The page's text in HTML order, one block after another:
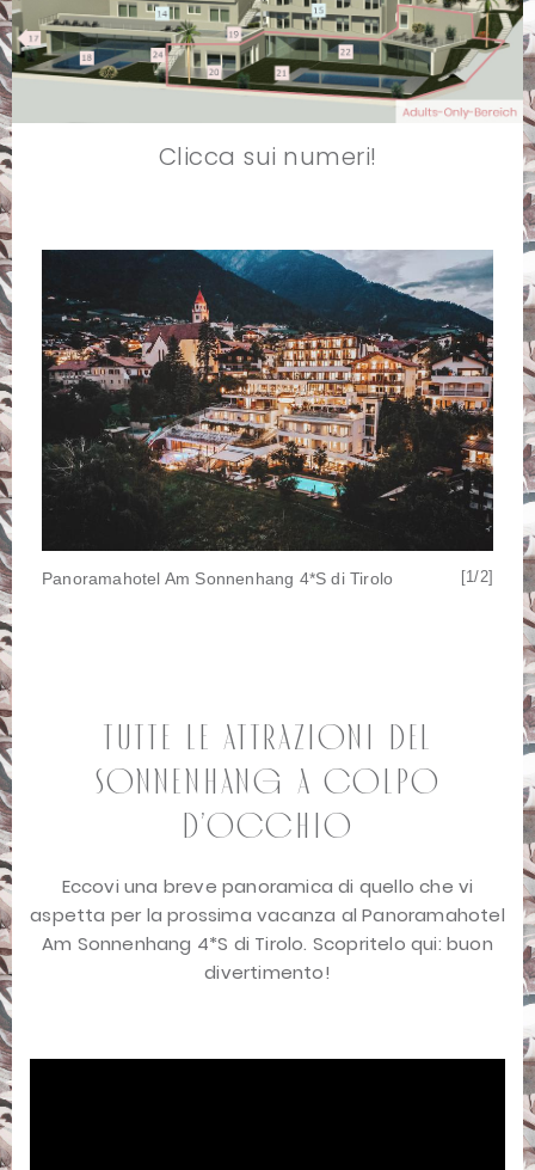
Clicca sui numeri!
[2/2] Panoramahotel Am Sonnenhang 4*S di Tirolo [1/2]
Tutte le attrazioni del
Sonnenhang a colpo
d’occhio
Eccovi una breve panoramica di quello che vi
aspetta per la prossima vacanza al Panoramahotel
Am Sonnenhang 4*S di Tirolo. Scopritelo qui: buon
divertimento!